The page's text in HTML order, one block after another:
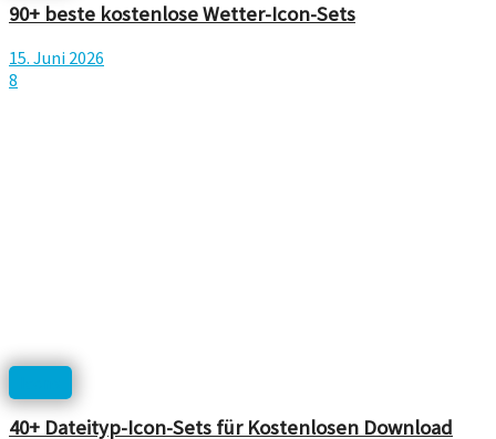
90+ beste kostenlose Wetter-Icon-Sets
15. Juni 2026
8
40+ Dateityp-Icon-Sets für Kostenlosen Download